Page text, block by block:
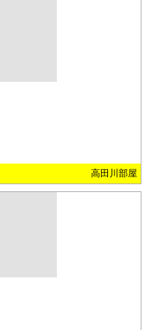
高田川部屋